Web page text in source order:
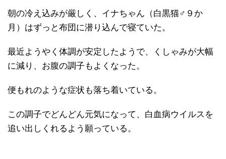
朝の冷え込みが厳しく、イナちゃん（白黒猫♂９か
月）はずっと布団に潜り込んで寝ていた。
最近ようやく体調が安定したようで、くしゃみが大幅
に減り、お腹の調子もよくなった。
便もれのような症状も落ち着いている。
この調子でどんどん元気になって、白血病ウイルスを
追い出しくれるよう願っている。